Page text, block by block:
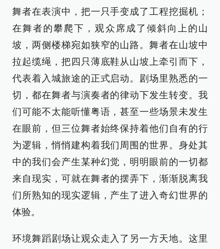
舞者在表演中，把一只手变成了工程挖掘机；
在舞者的攀爬下，观众席成了倾斜向上的山
坡，两侧楼梯宛如狭窄的山路。舞者在山坡中
拉起缆绳，把四只薄底鞋从山坡上牵引而下，
代表着入城旅途的正式启动。剧场里熟悉的一
切，都在舞者与演奏者的律动下发生转变。我
们可能不太能听懂粤语，甚至一些场景未发生
在眼前，但三位舞者始终保持着他们自有的行
为逻辑，悄悄建构着我们周围的世界。身处其
中的我们会产生某种幻觉，明明眼前的一切都
来自现实，可就在舞者的摆弄下，渐渐脱离我
们所熟知的现实逻辑，产生了进入奇幻世界的
体验。
环境舞蹈剧场让观众走入了另一方天地。这里